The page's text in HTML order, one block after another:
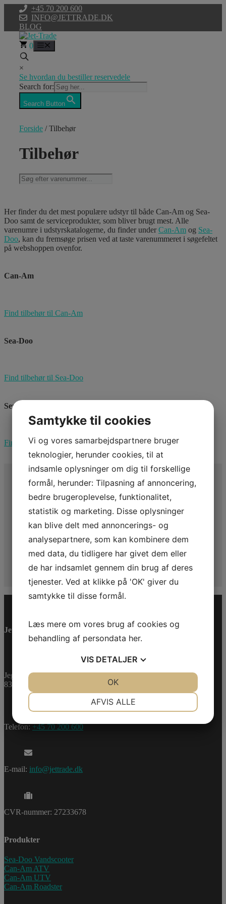
indhold
+45 70 200 600
INFO@JETTRADE.DK
BLOG
0
×
Se hvordan du bestiller reservedele
Search for:
Search Button
Forside / Tilbehør
Tilbehør
Her finder du det mest populære udstyr til både Can-Am og Sea-
Doo samt de serviceprodukter, som bliver brugt mest. Alle
varenumre i udstyrskatalogerne, du finder under Can-Am og Sea-
Doo, kan du fremsøge prisen ved at taste varenummeret i søgefeltet
på webshoppen ovenfor.
Can-Am
Find tilbehør til Can-Am
Sea-Doo
Find tilbehør til Sea-Doo
Serviceprodukter
Find serviceprodukter
FÅ NYHEDER I DIN
INDBAKKE
Tilmeld dig vores nyhedsbrev og få de seneste nyheder
og tilbud direkte i din mailboks
Jet-Trade Powersport
Jegstrupvej 280
8361 Hasselager
Telefon:+45 70 200 600
E-mail: info@jettrade.dk
CVR-nummer: 27233678
Produkter
Sea-Doo Vandscooter
Can-Am ATV
Can-Am UTV
Can-Am Roadster
Samtykke til cookies
Vi og vores samarbejdspartnere bruger
teknologier, herunder cookies, til at
indsamle oplysninger om dig til forskellige
formål, herunder: Tilpasning af annoncering,
bedre brugeroplevelse, funktionalitet,
statistik og marketing. Disse oplysninger
kan blive delt med annoncerings- og
analysepartnere, som kan kombinere dem
med data, du tidligere har givet dem eller
de har indsamlet gennem din brug af deres
tjenester. Ved at klikke på 'OK' giver du
samtykke til disse formål.
Læs mere om vores brug af cookies og
behandling af persondata her.
VIS DETALJER
MARKETING
AFVIS ALLE
OK